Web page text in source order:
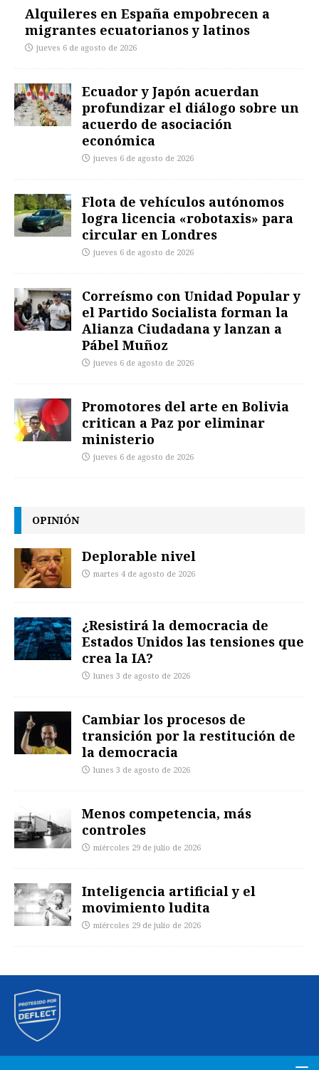
Alquileres en España empobrecen a
migrantes ecuatorianos y latinos
jueves 6 de agosto de 2026
Ecuador y Japón acuerdan
profundizar el diálogo sobre un
acuerdo de asociación
económica
jueves 6 de agosto de 2026
Flota de vehículos autónomos
logra licencia «robotaxis» para
circular en Londres
jueves 6 de agosto de 2026
Correísmo con Unidad Popular y
el Partido Socialista forman la
Alianza Ciudadana y lanzan a
Pábel Muñoz
jueves 6 de agosto de 2026
Promotores del arte en Bolivia
critican a Paz por eliminar
ministerio
jueves 6 de agosto de 2026
OPINIÓN
Deplorable nivel
martes 4 de agosto de 2026
¿Resistirá la democracia de
Estados Unidos las tensiones que
crea la IA?
lunes 3 de agosto de 2026
Cambiar los procesos de
transición por la restitución de
la democracia
lunes 3 de agosto de 2026
Menos competencia, más
controles
miércoles 29 de julio de 2026
Inteligencia artificial y el
movimiento ludita
miércoles 29 de julio de 2026